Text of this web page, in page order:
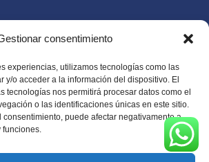
consentimiento
experiencias, utilizamos tecnologías como las
y/o acceder a la información del dispositivo. El
tecnologías nos permitirá procesar datos como el
o las identificaciones únicas en este sitio.
consentimiento, puede afectar negativamente a
funciones.
Contáctanos
nuestroAviso de privacidad
ASUGMEX. Todos los derechos
reservados.